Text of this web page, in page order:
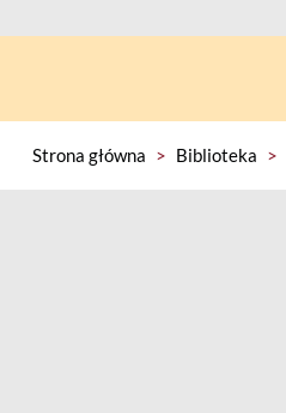
Strona główna > Biblioteka >